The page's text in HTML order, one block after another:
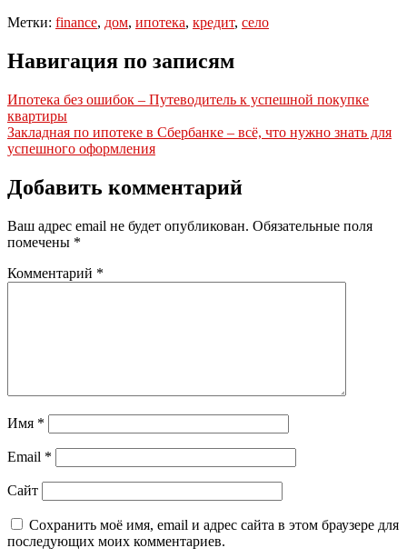
Метки: finance, дом, ипотека, кредит, село
Навигация по записям
Ипотека без ошибок – Путеводитель к успешной покупке
квартиры
Закладная по ипотеке в Сбербанке – всё, что нужно знать для
успешного оформления
Добавить комментарий
Ваш адрес email не будет опубликован. Обязательные поля
помечены *
Комментарий *
Имя *
Email *
Сайт
Сохранить моё имя, email и адрес сайта в этом браузере для
последующих моих комментариев.